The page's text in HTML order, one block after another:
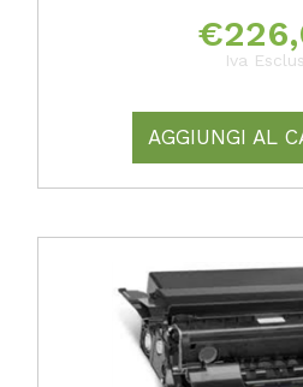
€
Iva
AGGIUNGI AL